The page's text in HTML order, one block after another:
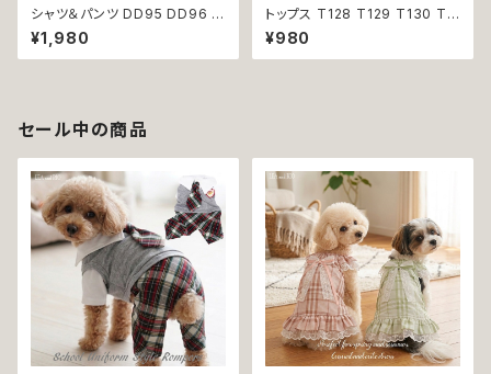
シャツ＆パンツ DD95 DD96 チ
ェック柄 星柄 半袖 つなぎ オー
ルインワン カバーオール 犬用
猫用 犬 猫 ペット 服 犬服 猫服
¥1,980
トップス T128 T129 T130 T1
31 T132 Ｔシャツ 1-7号 小型
犬用 スポーティー カジュアル
メッシュ ノースリーブ ブルー グ
¥980
セール中の商品